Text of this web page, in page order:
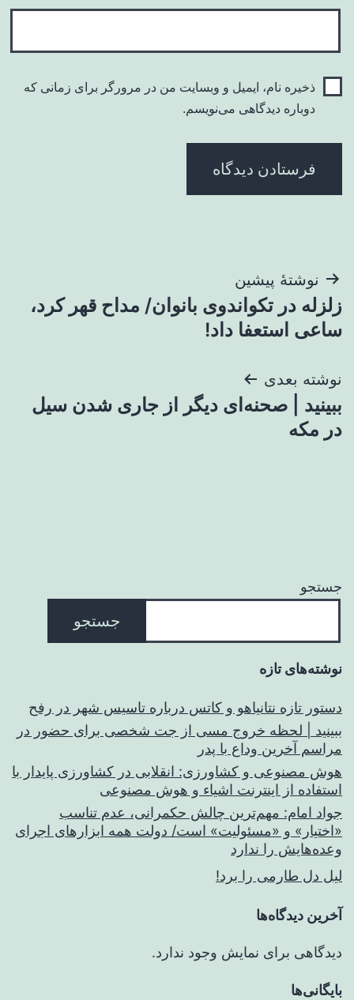
ذخیره نام، ایمیل و وبسایت من در مرورگر برای زمانی که
دوباره دیدگاهی می‌نویسم.
راهبری
نوشته
نوشتهٔ پیشین
زلزله در تکواندوی بانوان/ مداح قهر کرد،
ساعی استعفا داد!
نوشته بعدی
ببینید | صحنه‌ای دیگر از جاری شدن سیل
در مکه
جستجو
جستجو
نوشته‌های تازه
دستور تازه نتانیاهو و کاتس درباره تاسیس شهر در رفح
ببینید | لحظه خروج مسی از جت شخصی برای حضور در
مراسم آخرین وداع با پدر
هوش مصنوعی و کشاورزی: انقلابی در کشاورزی پایدار با
استفاده از اینترنت اشیاء و هوش مصنوعی
جواد امام: مهم‌ترین چالش حکمرانی، عدم تناسب
«اختیار» و «مسئولیت» است/ دولت همه ابزارهای اجرای
وعده‌هایش را ندارد
لیل دل طارمی را برد!
آخرین دیدگاه‌ها
دیدگاهی برای نمایش وجود ندارد.
بایگانی‌ها